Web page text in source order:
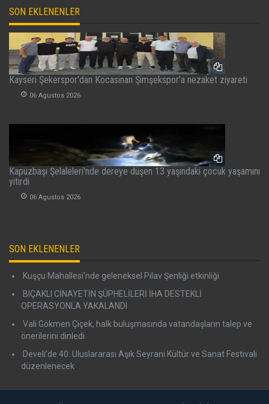
SON EKLENENLER
Kayseri Şekerspor'dan Kocasinan Şimşekspor'a nezaket ziyareti
06 Agustos 2026
Kapuzbaşı Şelaleleri'nde dereye düşen 13 yaşındaki çocuk yaşamını
yitirdi
06 Agustos 2026
SON EKLENENLER
Kuşçu Mahallesi'nde geleneksel Pilav Şenliği etkinliği
BIÇAKLI CİNAYETİN ŞÜPHELİLERİ İHA DESTEKLİ
OPERASYONLA YAKALANDI
Vali Gökmen Çiçek, halk buluşmasında vatandaşların talep ve
önerilerini dinledi
Develi’de 40. Uluslararası Aşık Seyrani Kültür ve Sanat Festivali
düzenlenecek